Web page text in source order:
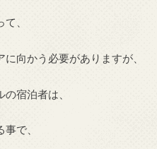
、
向かう必要がありますが、
宿泊者は、
で、